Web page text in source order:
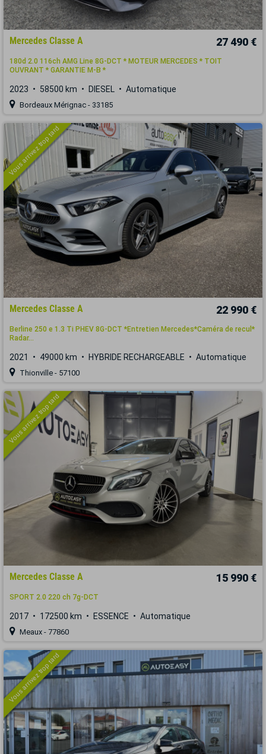
Mercedes Classe A 27 490 €
180d 2.0 116ch AMG Line 8G-DCT * MOTEUR MERCEDES * TOIT
OUVRANT * GARANTIE M-B *
2023 58500 km DIESEL Automatique
Bordeaux Mérignac - 33185
Vous arrivez trop tard
Mercedes Classe A 22 990 €
Berline 250 e 1.3 Ti PHEV 8G-DCT *Entretien Mercedes*Caméra de recul*
Radar...
2021 49000 km HYBRIDE RECHARGEABLE Automatique
Thionville - 57100
Vous arrivez trop tard
Mercedes Classe A 15 990 €
SPORT 2.0 220 ch 7g-DCT
2017 172500 km ESSENCE Automatique
Meaux - 77860
Vous arrivez trop tard